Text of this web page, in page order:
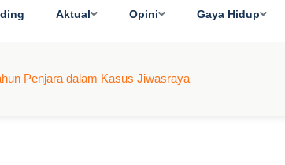
Aktual Opini Gaya Hidup
Penjara dalam Kasus Jiwasraya